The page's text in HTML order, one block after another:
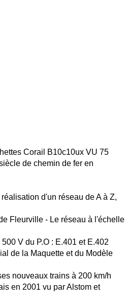
Corail B10c10ux VU 75
de chemin de fer en
d'un réseau de A à Z,
Fleurville - Le réseau à l'échelle
V du P.O : E.401 et E.402
de la Maquette et du Modèle
nouveaux trains à 200 km/h
en 2001 vu par Alstom et